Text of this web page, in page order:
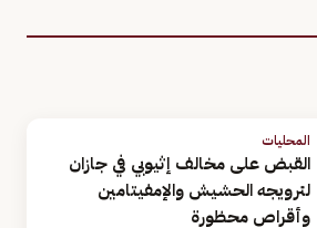
المحليات
القبض على مخالف إثيوبي في جازان
لترويجه الحشيش والإمفيتامين
وأقراص محظورة